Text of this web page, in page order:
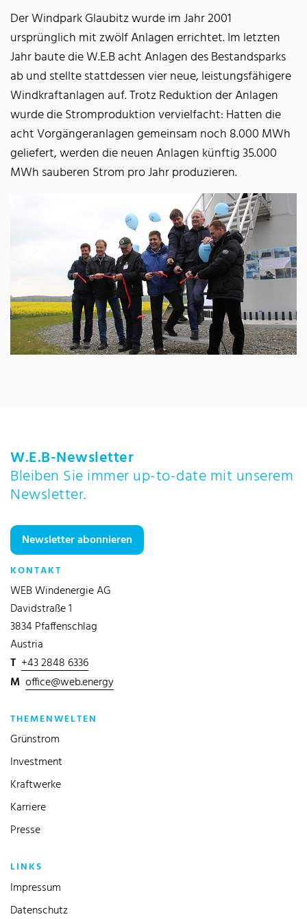
Der Windpark Glaubitz wurde im Jahr 2001
ursprünglich mit zwölf Anlagen errichtet. Im letzten
Jahr baute die W.E.B acht Anlagen des Bestandsparks
ab und stellte stattdessen vier neue, leistungsfähigere
Windkraftanlagen auf. Trotz Reduktion der Anlagen
wurde die Stromproduktion vervielfacht: Hatten die
acht Vorgängeranlagen gemeinsam noch 8.000 MWh
geliefert, werden die neuen Anlagen künftig 35.000
MWh sauberen Strom pro Jahr produzieren.
W.E.B-Newsletter
Bleiben Sie immer up-to-date mit unserem
Newsletter.
Newsletter abonnieren
KONTAKT
WEB Windenergie AG
Davidstraße 1
3834 Pfaffenschlag
Austria
T +43 2848 6336
M office@web.energy
THEMENWELTEN
Grünstrom
Investment
Kraftwerke
Karriere
Presse
LINKS
Impressum
Datenschutz